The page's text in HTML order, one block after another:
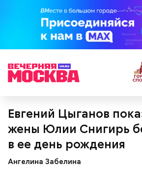
Евгений Цыганов
жены Юлии Снигирь
в ее день рождения
Ангелина Забелина
— Там может содержаться
нитратов, которое вызовет
гипоксию и ухудшение
предостерегла Соломатина.